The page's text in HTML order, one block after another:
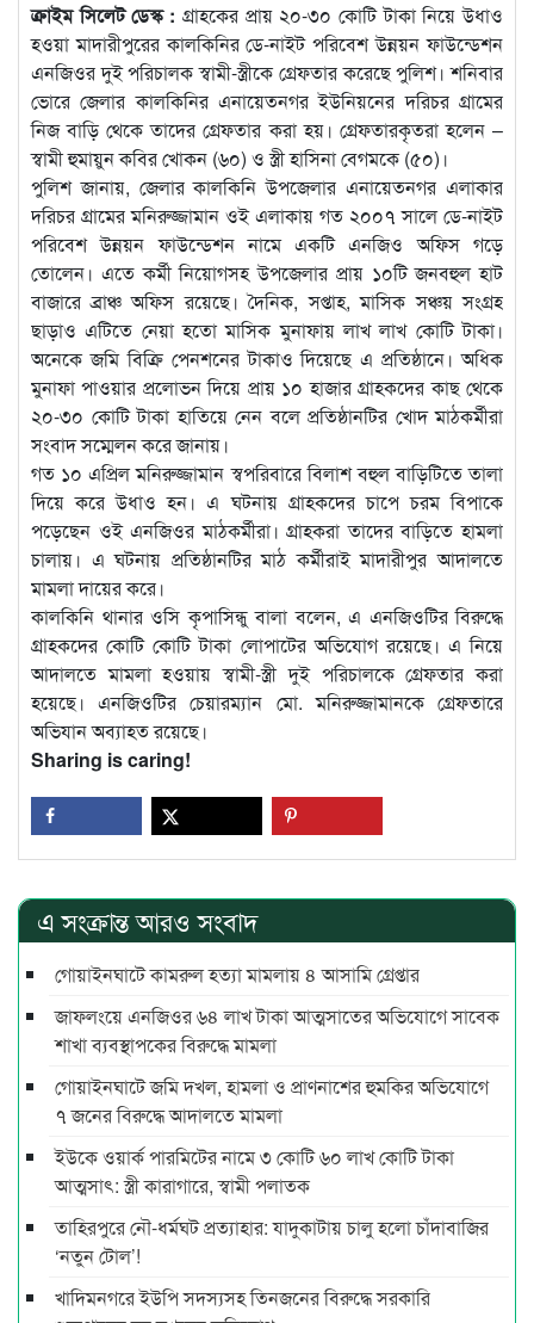
ক্রাইম সিলেট ডেস্ক : গ্রাহকের প্রায় ২০-৩০ কোটি টাকা নিয়ে উধাও
হওয়া মাদারীপুরের কালকিনির ডে-নাইট পরিবেশ উন্নয়ন ফাউন্ডেশন
এনজিওর দুই পরিচালক স্বামী-স্ত্রীকে গ্রেফতার করেছে পুলিশ। শনিবার
ভোরে জেলার কালকিনির এনায়েতনগর ইউনিয়নের দরিচর গ্রামের
নিজ বাড়ি থেকে তাদের গ্রেফতার করা হয়। গ্রেফতারকৃতরা হলেন –
স্বামী হুমায়ুন কবির খোকন (৬০) ও স্ত্রী হাসিনা বেগমকে (৫০)।
পুলিশ জানায়, জেলার কালকিনি উপজেলার এনায়েতনগর এলাকার
দরিচর গ্রামের মনিরুজ্জামান ওই এলাকায় গত ২০০৭ সালে ডে-নাইট
পরিবেশ উন্নয়ন ফাউন্ডেশন নামে একটি এনজিও অফিস গড়ে
তোলেন। এতে কর্মী নিয়োগসহ উপজেলার প্রায় ১০টি জনবহুল হাট
বাজারে ব্রাঞ্চ অফিস রয়েছে। দৈনিক, সপ্তাহ, মাসিক সঞ্চয় সংগ্রহ
ছাড়াও এটিতে নেয়া হতো মাসিক মুনাফায় লাখ লাখ কোটি টাকা।
অনেকে জমি বিক্রি পেনশনের টাকাও দিয়েছে এ প্রতিষ্ঠানে। অধিক
মুনাফা পাওয়ার প্রলোভন দিয়ে প্রায় ১০ হাজার গ্রাহকদের কাছ থেকে
২০-৩০ কোটি টাকা হাতিয়ে নেন বলে প্রতিষ্ঠানটির খোদ মাঠকর্মীরা
সংবাদ সম্মেলন করে জানায়।
গত ১০ এপ্রিল মনিরুজ্জামান স্বপরিবারে বিলাশ বহুল বাড়িটিতে তালা
দিয়ে করে উধাও হন। এ ঘটনায় গ্রাহকদের চাপে চরম বিপাকে
পড়েছেন ওই এনজিওর মাঠকর্মীরা। গ্রাহকরা তাদের বাড়িতে হামলা
চালায়। এ ঘটনায় প্রতিষ্ঠানটির মাঠ কর্মীরাই মাদারীপুর আদালতে
মামলা দায়ের করে।
কালকিনি থানার ওসি কৃপাসিন্ধু বালা বলেন, এ এনজিওটির বিরুদ্ধে
গ্রাহকদের কোটি কোটি টাকা লোপাটের অভিযোগ রয়েছে। এ নিয়ে
আদালতে মামলা হওয়ায় স্বামী-স্ত্রী দুই পরিচালকে গ্রেফতার করা
হয়েছে। এনজিওটির চেয়ারম্যান মো. মনিরুজ্জামানকে গ্রেফতারে
অভিযান অব্যাহত রয়েছে।
Sharing is caring!
এ সংক্রান্ত আরও সংবাদ
গোয়াইনঘাটে কামরুল হত্যা মামলায় ৪ আসামি গ্রেপ্তার
জাফলংয়ে এনজিওর ৬৪ লাখ টাকা আত্মসাতের অভিযোগে সাবেক
শাখা ব্যবস্থাপকের বিরুদ্ধে মামলা
গোয়াইনঘাটে জমি দখল, হামলা ও প্রাণনাশের হুমকির অভিযোগে
৭ জনের বিরুদ্ধে আদালতে মামলা
ইউকে ওয়ার্ক পারমিটের নামে ৩ কোটি ৬০ লাখ কোটি টাকা
আত্মসাৎ: স্ত্রী কারাগারে, স্বামী পলাতক
তাহিরপুরে নৌ-ধর্মঘট প্রত্যাহার: যাদুকাটায় চালু হলো চাঁদাবাজির
‘নতুন টোল’!
খাদিমনগরে ইউপি সদস্যসহ তিনজনের বিরুদ্ধে সরকারি